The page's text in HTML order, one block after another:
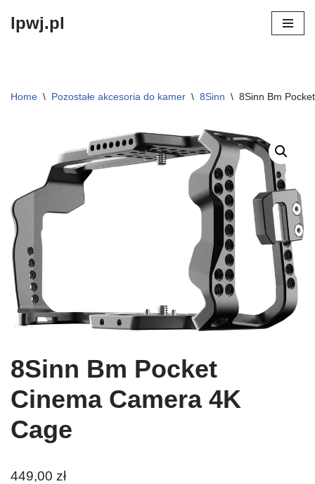
lpwj.pl
Home \ Pozostałe akcesoria do kamer \ 8Sinn \ 8Sinn Bm
8Sinn Bm Pocket
Cinema Camera 4K
Cage
449,00 zł